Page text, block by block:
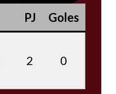
PJ
Goles
2 0